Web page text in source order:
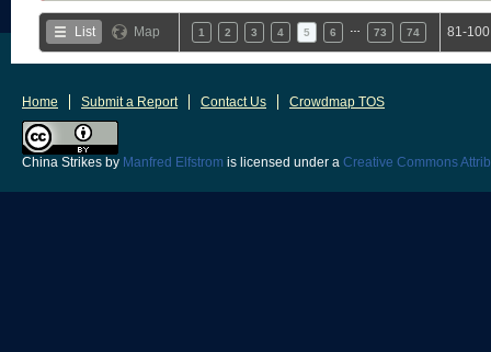
List Map 1 2 3 4 5 6 73 74 81-
Home Submit a Report Contact Us Crowdmap TOS
China Strikes by Manfred Elfstrom is licensed under a Creative Commons